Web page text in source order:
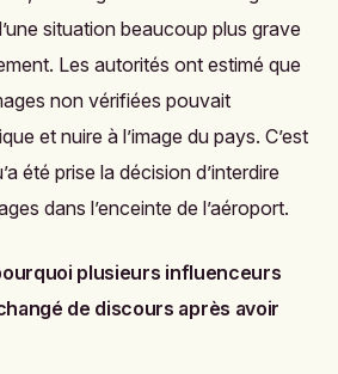
situation beaucoup plus grave
Les autorités ont estimé que
non vérifiées pouvait
et nuire à l’image du pays. C’est
été prise la décision d’interdire
dans l’enceinte de l’aéroport.
plusieurs influenceurs
de discours après avoir